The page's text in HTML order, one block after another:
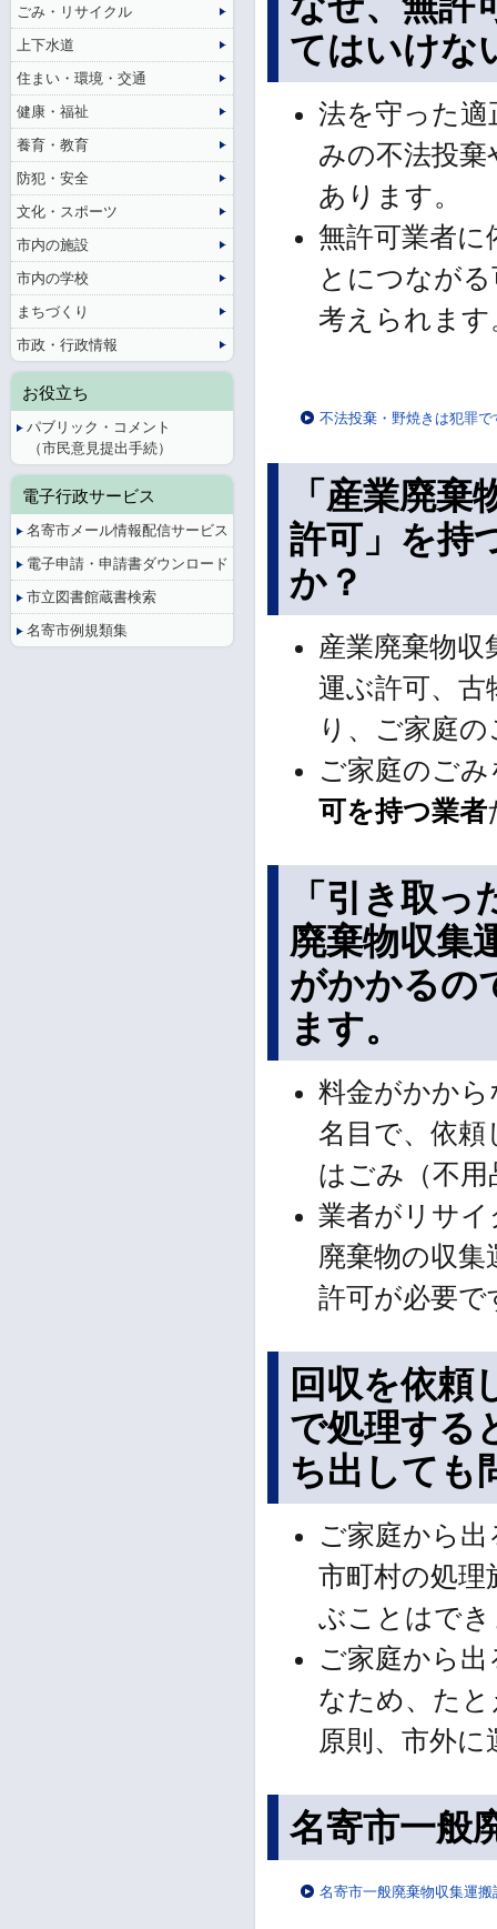
てはいけな
法を守った
みの不法投
あります。
無許可業者に
とにつなが
考えられます
不法投棄・野焼きは犯罪で
「産業廃
許可」を持
か？
産業廃棄物収
運ぶ許可、古
り、ご家庭
ご家庭のご
可を持つ業者
「引き取
廃棄物収集
がかかるの
ます。
料金がかか
名目で、依
はごみ（不
業者がリサ
廃棄物の収
許可が必要で
回収を依頼
で処理する
ち出しても
ご家庭から
市町村の処
ぶことはで
ご家庭から
なため、た
原則、市外
名寄市一般
名寄市一般廃棄物収集運搬
ごみ・リサイクル
上下水道
住まい・環境・交通
健康・福祉
養育・教育
防犯・安全
文化・スポーツ
市内の施設
市内の学校
まちづくり
市政・行政情報
お役立ち
パブリック・コメント
（市民意見提出手続）
電子行政サービス
名寄市メール情報配信サービス
電子申請・申請書ダウンロード
市立図書館蔵書検索
名寄市例規類集